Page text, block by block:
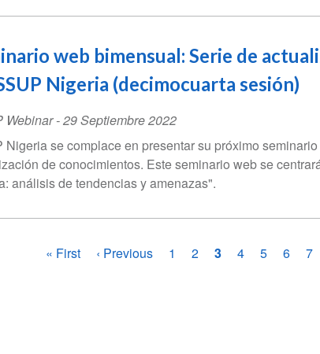
web bimensual: Serie de
Nigeria (decimocuarta sesión)
Webinar-29 Septiembre 2022
Nigeria se complace en presentar su próximo
de conocimientos. Este seminario web se
análisis de tendencias y amenazas".
Primera
« First
Página
‹ Previous Página
1 Página
2
Página
3 Página
4 Página
5 Página
6 7